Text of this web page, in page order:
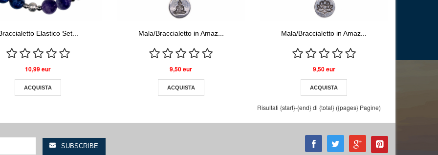
Elastico Set...
10,99 eur
ACQUISTA
Mala/Braccialetto in Amaz...
9,50 eur
ACQUISTA
Mala/Braccialetto in Amaz...
9,50 eur
ACQUISTA
Risultati {start}-{end} di {total} ({pages} Pagine)